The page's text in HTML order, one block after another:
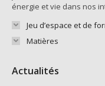
énergie et vie dans nos
Jeu d’espace et de
Matières
Actualités